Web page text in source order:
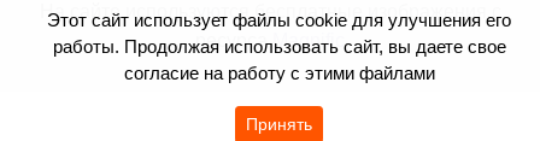
На сайте используются бесплатные изображения с
ресурсаMagnific
Этот сайт использует файлы cookie для улучшения его
работы. Продолжая использовать сайт, вы даете свое
согласие на работу с этими файлами
Принять